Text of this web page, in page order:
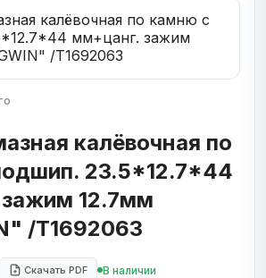
калёвочная по
23.5*12.7*44
12.7мм
/T1692063
Скачать PDF В наличии